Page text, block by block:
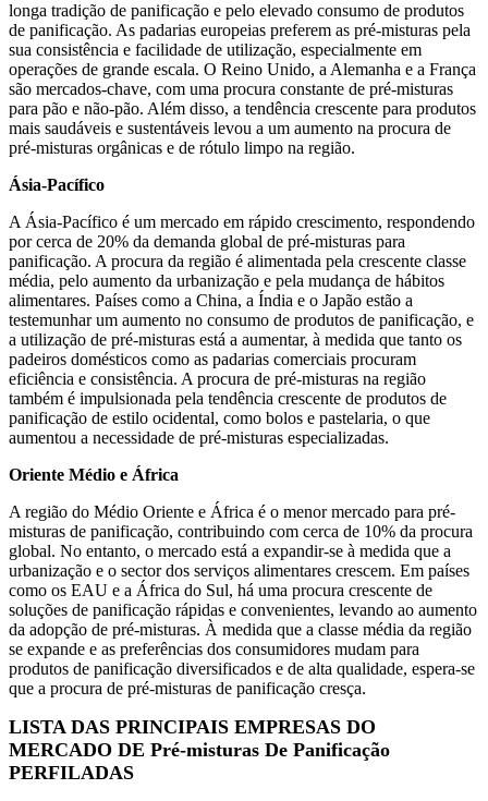
longa tradição de panificação e pelo elevado consumo de produtos
de panificação. As padarias europeias preferem as pré-misturas pela
sua consistência e facilidade de utilização, especialmente em
operações de grande escala. O Reino Unido, a Alemanha e a França
são mercados-chave, com uma procura constante de pré-misturas
para pão e não-pão. Além disso, a tendência crescente para produtos
mais saudáveis ​​e sustentáveis ​​levou a um aumento na procura de
pré-misturas orgânicas e de rótulo limpo na região.
Ásia-Pacífico
A Ásia-Pacífico é um mercado em rápido crescimento, respondendo
por cerca de 20% da demanda global de pré-misturas para
panificação. A procura da região é alimentada pela crescente classe
média, pelo aumento da urbanização e pela mudança de hábitos
alimentares. Países como a China, a Índia e o Japão estão a
testemunhar um aumento no consumo de produtos de panificação, e
a utilização de pré-misturas está a aumentar, à medida que tanto os
padeiros domésticos como as padarias comerciais procuram
eficiência e consistência. A procura de pré-misturas na região
também é impulsionada pela tendência crescente de produtos de
panificação de estilo ocidental, como bolos e pastelaria, o que
aumentou a necessidade de pré-misturas especializadas.
Oriente Médio e África
A região do Médio Oriente e África é o menor mercado para pré-
misturas de panificação, contribuindo com cerca de 10% da procura
global. No entanto, o mercado está a expandir-se à medida que a
urbanização e o sector dos serviços alimentares crescem. Em países
como os EAU e a África do Sul, há uma procura crescente de
soluções de panificação rápidas e convenientes, levando ao aumento
da adopção de pré-misturas. À medida que a classe média da região
se expande e as preferências dos consumidores mudam para
produtos de panificação diversificados e de alta qualidade, espera-se
que a procura de pré-misturas de panificação cresça.
LISTA DAS PRINCIPAIS EMPRESAS DO
MERCADO DE Pré-misturas De Panificação
PERFILADAS